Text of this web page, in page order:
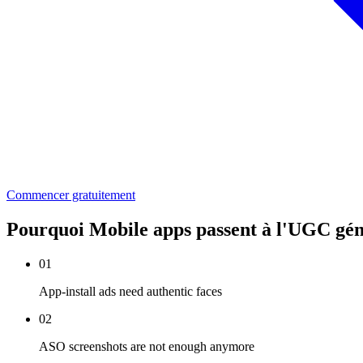
Commencer gratuitement
Pourquoi Mobile apps passent à l'UGC
01
App-install ads need authentic faces
02
ASO screenshots are not enough anymore